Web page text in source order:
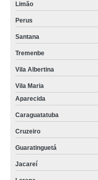
Limão
Perus
Santana
Tremenbe
Vila Albertina
Vila Maria
Aparecida
Caraguatatuba
Cruzeiro
Guaratinguetá
Jacareí